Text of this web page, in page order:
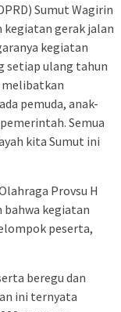
Sumut Wagirin
kegiatan gerak jalan
kegiatan
setiap ulang tahun
pemuda, anak-
Semua
kita Sumut ini
Provsu H
bahwa kegiatan
peserta,
beregu dan
ini ternyata